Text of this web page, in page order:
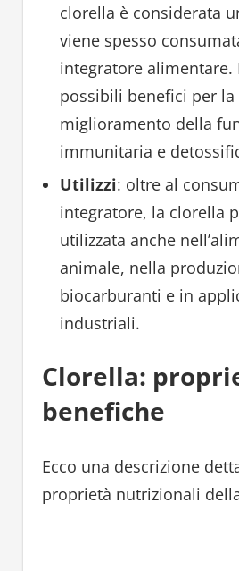
clorella è considerata
viene spesso
integratore alimentare.
possibili benefici per
miglioramento della
immunitaria e
Utilizzi: oltre al
integratore, la clorella
utilizzata anche
animale, nella
biocarburanti e in
industriali.
Clorella:
benefiche
Ecco una descrizione
proprietà nutrizionali